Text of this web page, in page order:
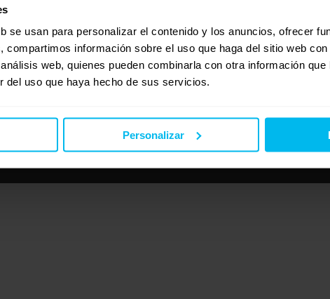
se usan para personalizar el contenido y los anuncios, ofrecer
compartimos información sobre el uso que haga del sitio web
web, quienes pueden combinarla con otra información
del uso que haya hecho de sus servicios.
Personalizar